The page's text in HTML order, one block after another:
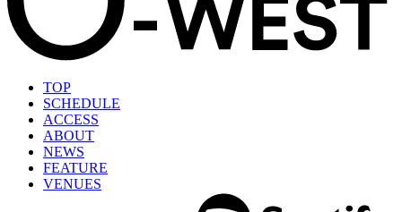
TOP
SCHEDULE
ACCESS
ABOUT
NEWS
FEATURE
VENUES